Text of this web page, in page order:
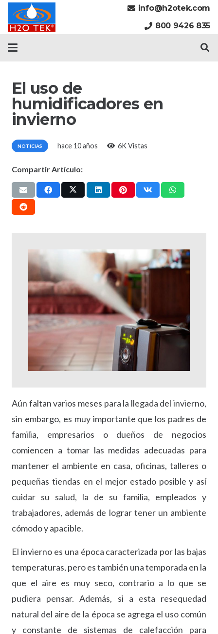
info@h2otek.com
800 9426 835
El uso de
humidificadores en
invierno
NOTICIAS hace 10 años 6KVistas
Compartir Artículo:
Aún faltan varios meses para la llegada del invierno,
sin embargo, es muy importante que los padres de
familia, empresarios o dueños de negocios
comiencen a tomar las medidas adecuadas para
mantener el ambiente en casa, oficinas, talleres o
pequeñas tiendas en el mejor estado posible y así
cuidar su salud, la de su familia, empleados y
trabajadores, además de lograr tener un ambiente
cómodo y apacible.
El invierno es una época caracterizada por las bajas
temperaturas, pero es también una temporada en la
que el aire es muy seco, contrario a lo que se
pudiera pensar. Además, si a esta resequedad
natural del aire de la época se agrega el uso común
y constante de sistemas de calefacción para